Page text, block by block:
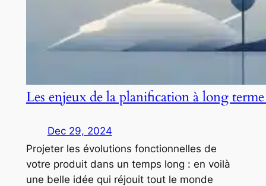
Les enjeux de la planification à long
Dec 29, 2024
Projeter les évolutions fonctionnelles de
votre produit dans un temps long : en voilà
une belle idée qui réjouit tout le monde